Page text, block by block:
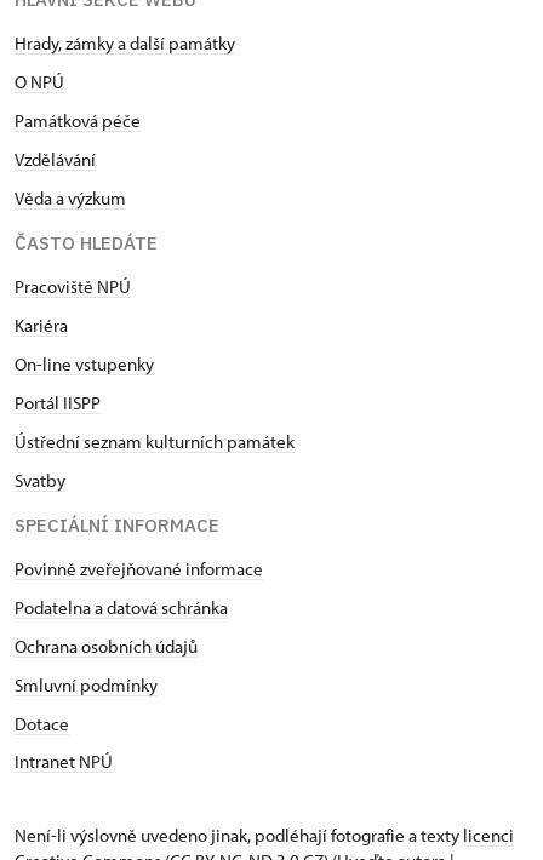
Hrady, zámky a další památky
O NPÚ
Památková péče
Vzdělávání
Věda a výzkum
ČASTO HLEDÁTE
Pracoviště NPÚ
Kariéra
On-line vstupenky
Portál IISPP
Ústřední seznam kulturních památek
Svatby
SPECIÁLNÍ INFORMACE
Povinně zveřejňované informace
Podatelna a datová schránka
Ochrana osobních údajů
Smluvní podmínky
Dotace
Intranet NPÚ
Není-li výslovně uvedeno jinak, podléhají fotografie a texty licenci